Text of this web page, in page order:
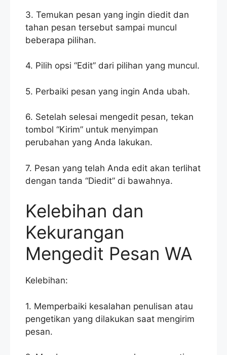
3. Temukan pesan yang ingin diedit dan
tahan pesan tersebut sampai muncul
beberapa pilihan.
4. Pilih opsi “Edit” dari pilihan yang muncul.
5. Perbaiki pesan yang ingin Anda ubah.
6. Setelah selesai mengedit pesan, tekan
tombol “Kirim” untuk menyimpan
perubahan yang Anda lakukan.
7. Pesan yang telah Anda edit akan terlihat
dengan tanda “Diedit” di bawahnya.
Kelebihan dan
Kekurangan
Mengedit Pesan WA
Kelebihan:
1. Memperbaiki kesalahan penulisan atau
pengetikan yang dilakukan saat mengirim
pesan.